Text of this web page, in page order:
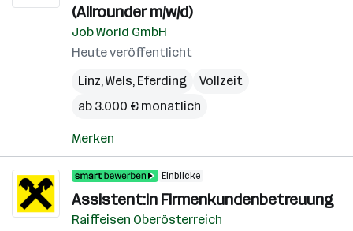
(Allrounder m/w/d)
Job World GmbH
Heute veröffentlicht
Linz,Wels, Eferding
Vollzeit
ab 3.000 € monatlich
Merken
Einblicke
Assistent:in Firmenkundenbetreuung
Raiffeisen Oberösterreich